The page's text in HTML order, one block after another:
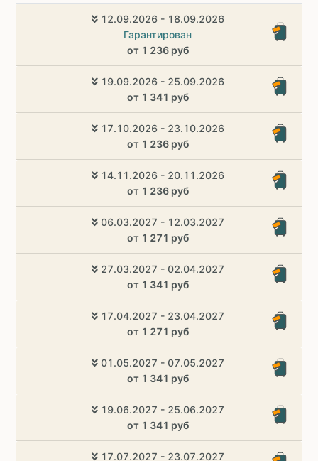
12.09.2026 - 18.09.2026
Гарантирован
от 1 236 руб
19.09.2026 - 25.09.2026
от 1 341 руб
17.10.2026 - 23.10.2026
от 1 236 руб
14.11.2026 - 20.11.2026
от 1 236 руб
06.03.2027 - 12.03.2027
от 1 271 руб
27.03.2027 - 02.04.2027
от 1 341 руб
17.04.2027 - 23.04.2027
от 1 271 руб
01.05.2027 - 07.05.2027
от 1 341 руб
19.06.2027 - 25.06.2027
от 1 341 руб
17.07.2027 - 23.07.2027